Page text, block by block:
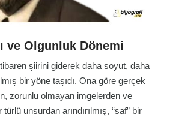
ve Olgunluk Dönemi
şiirini giderek daha soyut, daha
bir yöne taşıdı. Ona göre gerçek
zorunlu olmayan imgelerden ve
unsurdan arındırılmış, “saf” bir